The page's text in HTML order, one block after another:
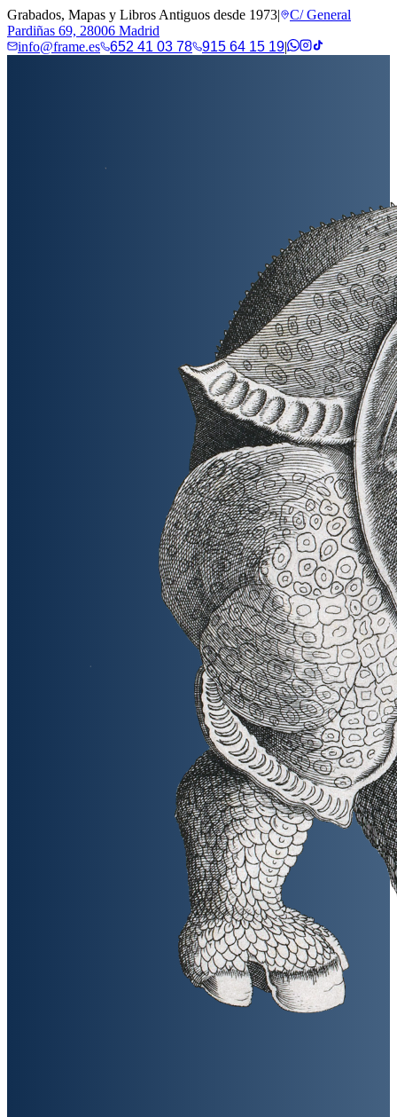
Grabados, Mapas y Libros Antiguos desde 1973|
C/ General
Pardiñas 69, 28006 Madrid
info@frame.es
652 41 03 78 915 64 15 19|